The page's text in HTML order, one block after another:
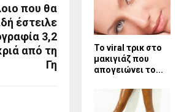
που θα
έστειλε
3,2
από τη
Γη
Το viral τρικ στο
μακιγιάζ που
απογειώνει το...